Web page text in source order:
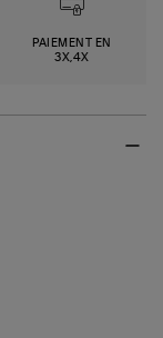
PAIEMENT EN
3X,4X